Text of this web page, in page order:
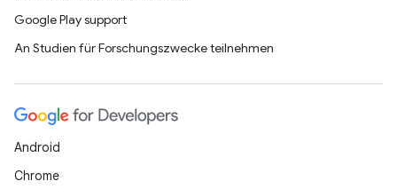
Google Play support
An Studien für Forschungszwecke teilnehmen
Android
Chrome